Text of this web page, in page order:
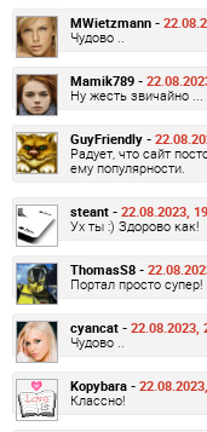
MWietzmann -
Чудово ..
Mamik789 -
Ну жесть звичайно ...
GuyFriendly -
Радует, что сайт
ему популярности.
steant - 22.08.2023,
Ух ты :) Здорово как!
ThomasS8 -
Портал просто супер!
cyancat - 22.08.2023,
Чудово ..
Kopybara -
Классно!